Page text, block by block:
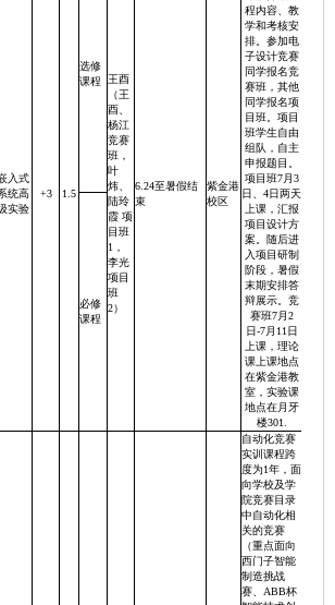
入式
统高
实验
+3 1.5
选修
课程 王酉
（王
酉、
杨江
竞赛
班，
叶
炜、
陆玲
霞 项
目班
1，
李光
项目
班
2）
6.24至暑假结
束
紫金港
校区
程内容、教
学和考核安
排。参加电
子设计竞赛
同学报名竞
赛班，其他
同学报名项
目班。项目
班学生自由
组队，自主
申报题目。
项目班7月3
日、4日两天
上课，汇报
项目设计方
案。随后进
入项目研制
阶段，暑假
末期安排答
辩展示。竞
赛班7月2
日-7月11日
上课，理论
课上课地点
在紫金港教
室，实验课
地点在月牙
楼301.
必修
课程
自动化竞赛
实训课程跨
度为1年，面
向学校及学
院竞赛目录
中自动化相
关的竞赛
（重点面向
西门子智能
制造挑战
赛、ABB杯